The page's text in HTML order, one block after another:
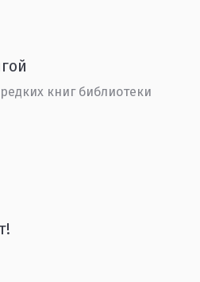
книг библиотеки